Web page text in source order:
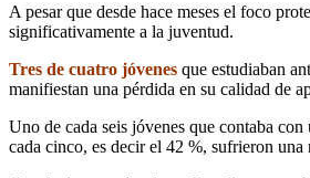
A pesar que desde hace meses el foco
significativamente a la juventud.
Tres de cuatro jóvenes que estudiaban
manifiestan una pérdida en su calidad de
Uno de cada seis jóvenes que contaba
cada cinco, es decir el 42 %, sufrieron una